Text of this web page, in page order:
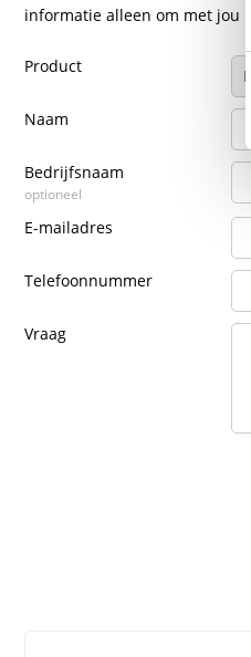
informatie alleen om met jou
Product
Naam
Bedrijfsnaam
optioneel
E-mailadres
Telefoonnummer
Vraag